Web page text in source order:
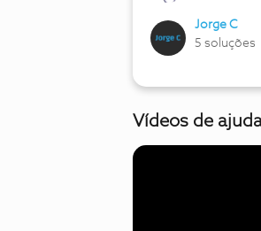
Jorge C
5 soluções
Vídeos de